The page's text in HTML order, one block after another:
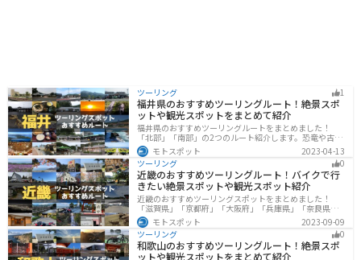
ツーリング 1
福井県のおすすめツーリングルート！絶景スポ
ットや観光スポットをまとめて紹介
福井県のおすすめツーリングルートをまとめました！
「北部」「南部」の2つのルート紹介します。恐竜や古代
遺跡、温泉地など魅力に溢れるスポットが多数ありま
す。バイクで福井県にツーリングに行く際は参考にして
ください。
モトスポット
2023-04-13
ツーリング
0
近畿のおすすめツーリングルート！バイクで行
きたい絶景スポットや観光スポット紹介
近畿のおすすめツーリングスポットをまとめました！
「滋賀県」「京都府」「大阪府」「兵庫県」「奈良県」
「和歌山」の各県の観光地紹介します。自然豊かな山々
や湖、温泉地が点在し、四季折々の景色を楽しめるスポ
ットが多数あります。バイクで近畿にツーリングに行く
際は参考にしてください。
モトスポット
2023-09-09
ツーリング
0
和歌山のおすすめツーリングルート！絶景スポ
ットや観光スポットをまとめて紹介